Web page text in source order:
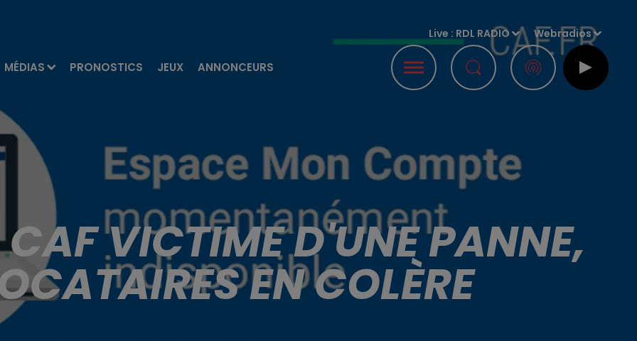
MÉDIAS PRONOSTICS JEUX ANNONCEURS
Live : RDL RADIO Webradios
CAF VICTIME D'UNE PANNE,
EN COLÈRE